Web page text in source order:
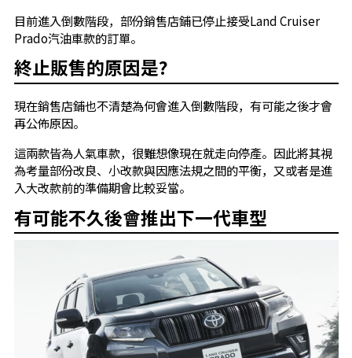
目前進入倒數階段，部份銷售店鋪已停止接受Land Cruiser
Prado汽油車款的訂單。
終止販售的原因是?
現在銷售店鋪也不清楚為何會進入倒數階段，有可能之後才會
再公佈原因。
這兩款皆為人氣車款，很難想像現在就走向停產。因此將其視
為考量部份改良、小改款與因應法規之間的平衡，又或者是進
入大改款前的準備期會比較妥當。
有可能不久後會推出下一代車型